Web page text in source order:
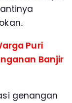
Puri
Banjir
genangan